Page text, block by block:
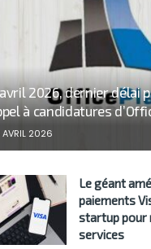
2026, dernier délai
à candidatures
2026
Le géant
paiements
startup pour
services